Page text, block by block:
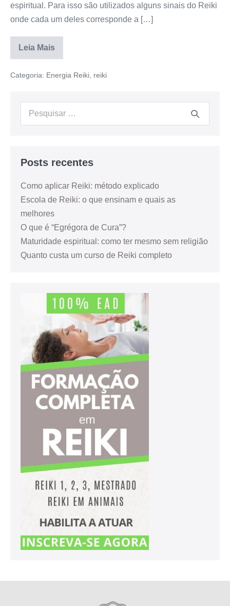
espiritual. Para isso são utilizados alguns sinais do Reiki
onde cada um deles corresponde a […]
Leia Mais
Categoria: Energia Reiki reiki
Posts recentes
Como aplicar Reiki: método explicado
Escola de Reiki: o que ensinam e quais as
melhores
O que é “Egrégora de Cura”?
Maturidade espiritual: como ter mesmo sem religião
Quanto custa um curso de Reiki completo